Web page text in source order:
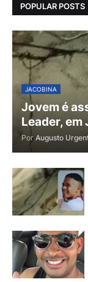
POPULAR POSTS
JACOBINA
Jovem é
Leader, em
Por Augusto